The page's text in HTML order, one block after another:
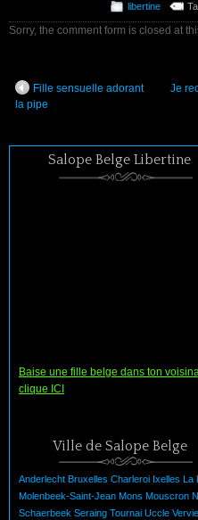
libertine
Sorry, the comment form is closed at
Fille sensuelle adorant
la pipe
Je
Salope Belge Libertine
Baise une fille belge dans ton
clique ICI
Ville de Salope Belge
Anderlecht Bruxelles Charleroi Ixelles La
Molenbeek-Saint-Jean Mons Mouscron
Schaerbeek Seraing Tournai Uccle